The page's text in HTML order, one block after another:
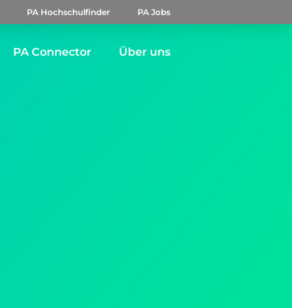
PA Hochschulfinder PA Jobs
PA Connector Über uns